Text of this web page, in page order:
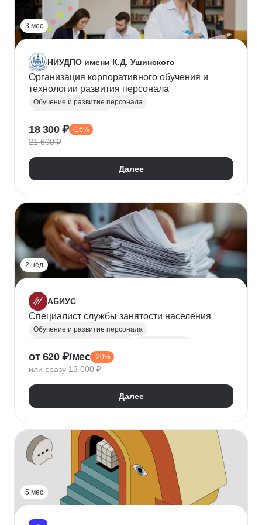
3 мес
НИУДПО имени К.Д. Ушинского
Организация корпоративного обучения и
технологии развития персонала
Обучение и развитие персонала
Профессиональные стандарты
18 300 ₽ -16%
21 600 ₽
Далее
2 нед
АБИУС
Специалист службы занятости населения
Обучение и развитие персонала
Кадровый аудит
Охрана труда
Трудовое законодательство
Взаимодействие с государственными органами
от 620 ₽/мес -20%
или сразу 13 000 ₽
Далее
5 мес